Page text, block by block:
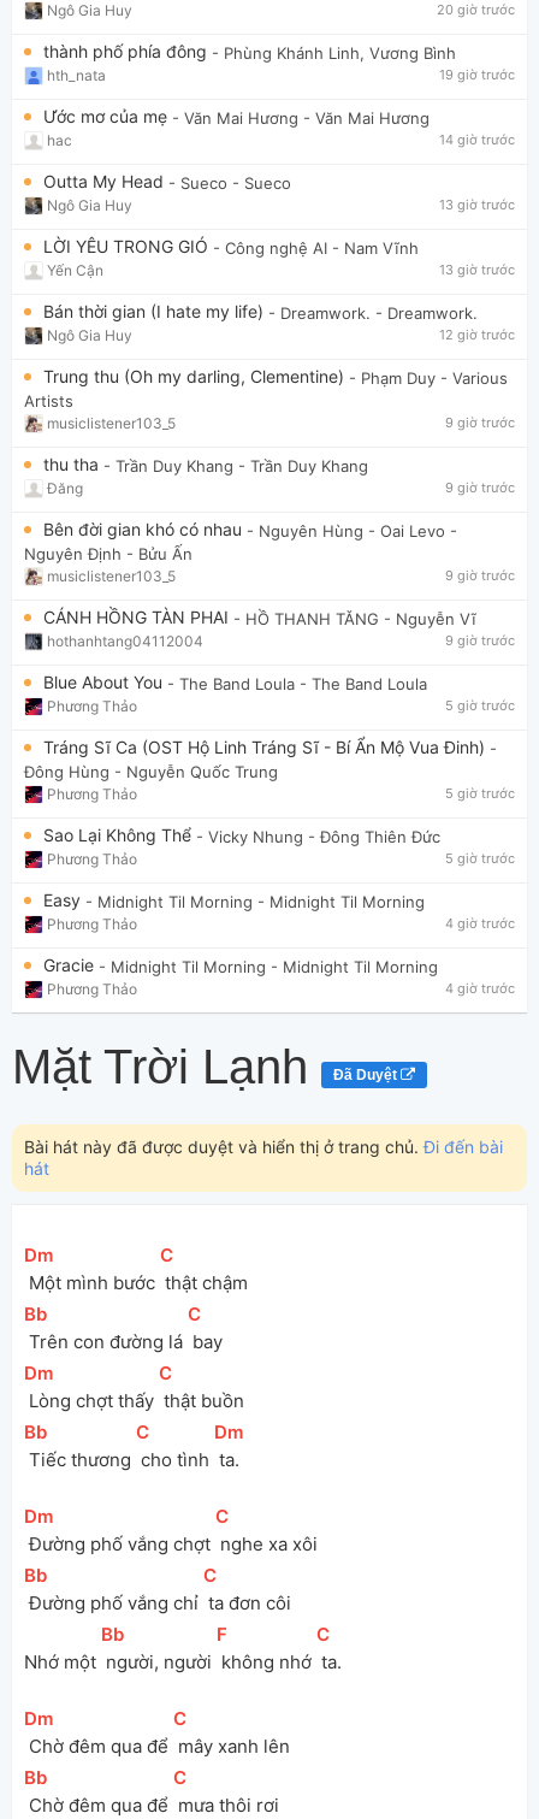
Ngô Gia Huy 20 giờ trước
thành phố phía đông - Phùng Khánh Linh, Vương Bình
hth_nata 19 giờ trước
Ước mơ của mẹ - Văn Mai Hương - Văn Mai Hương
hac 14 giờ trước
Outta My Head - Sueco - Sueco
Ngô Gia Huy 13 giờ trước
LỜI YÊU TRONG GIÓ - Công nghệ AI - Nam Vĩnh
Yến Cận 13 giờ trước
Bán thời gian (I hate my life) - Dreamwork. - Dreamwork.
Ngô Gia Huy 12 giờ trước
Trung thu (Oh my darling, Clementine) - Phạm Duy - Various
Artists
musiclistener103_5 9 giờ trước
thu tha - Trần Duy Khang - Trần Duy Khang
Đăng 9 giờ trước
Bên đời gian khó có nhau - Nguyên Hùng - Oai Levo -
Nguyên Định - Bửu Ấn
musiclistener103_5 9 giờ trước
CÁNH HỒNG TÀN PHAI - HỒ THANH TĂNG - Nguyễn Vĩ
hothanhtang04112004 9 giờ trước
Blue About You - The Band Loula - The Band Loula
Phương Thảo 5 giờ trước
Tráng Sĩ Ca (OST Hộ Linh Tráng Sĩ - Bí Ẩn Mộ Vua Đinh) -
Đông Hùng - Nguyễn Quốc Trung
Phương Thảo 5 giờ trước
Sao Lại Không Thể - Vicky Nhung - Đông Thiên Đức
Phương Thảo 5 giờ trước
Easy - Midnight Til Morning - Midnight Til Morning
Phương Thảo 4 giờ trước
Gracie - Midnight Til Morning - Midnight Til Morning
Phương Thảo 4 giờ trước
Mặt Trời Lạnh Đã Duyệt
Bài hát này đã được duyệt và hiển thị ở trang chủ.Đi đến bài
hát
[Dm
Một mình bước
[
C
thật chậm
[Bb
Trên con đường lá
[
C
bay
[Dm
Lòng chợt thấy
[
C
thật buồn
[Bb
Tiếc thương
[
C
cho tình
[Dm
ta.
[Dm
Đường phố vắng chợt
[
C
nghe xa xôi
[Bb
Đường phố vắng chỉ
[
C
ta đơn côi
Nhớ một
[Bb
người, người
[F
không nhớ
[
C
ta.
[Dm
Chờ đêm qua để
[
C
mây xanh lên
[Bb
Chờ đêm qua để
[
C
mưa thôi rơi